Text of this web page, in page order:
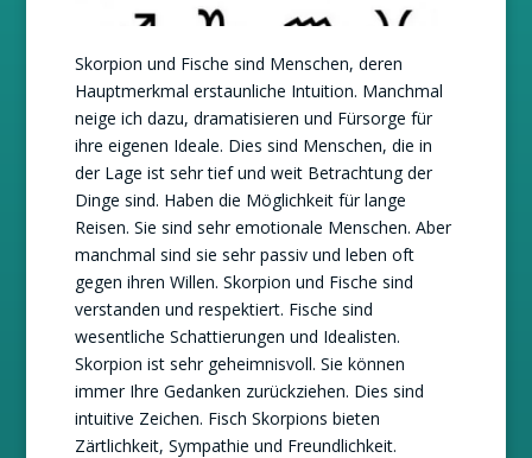
Skorpion und Fische sind Menschen, deren
Hauptmerkmal erstaunliche Intuition. Manchmal
neige ich dazu, dramatisieren und Fürsorge für
ihre eigenen Ideale. Dies sind Menschen, die in
der Lage ist sehr tief und weit Betrachtung der
Dinge sind. Haben die Möglichkeit für lange
Reisen. Sie sind sehr emotionale Menschen. Aber
manchmal sind sie sehr passiv und leben oft
gegen ihren Willen. Skorpion und Fische sind
verstanden und respektiert. Fische sind
wesentliche Schattierungen und Idealisten.
Skorpion ist sehr geheimnisvoll. Sie können
immer Ihre Gedanken zurückziehen. Dies sind
intuitive Zeichen. Fisch Skorpions bieten
Zärtlichkeit, Sympathie und Freundlichkeit.